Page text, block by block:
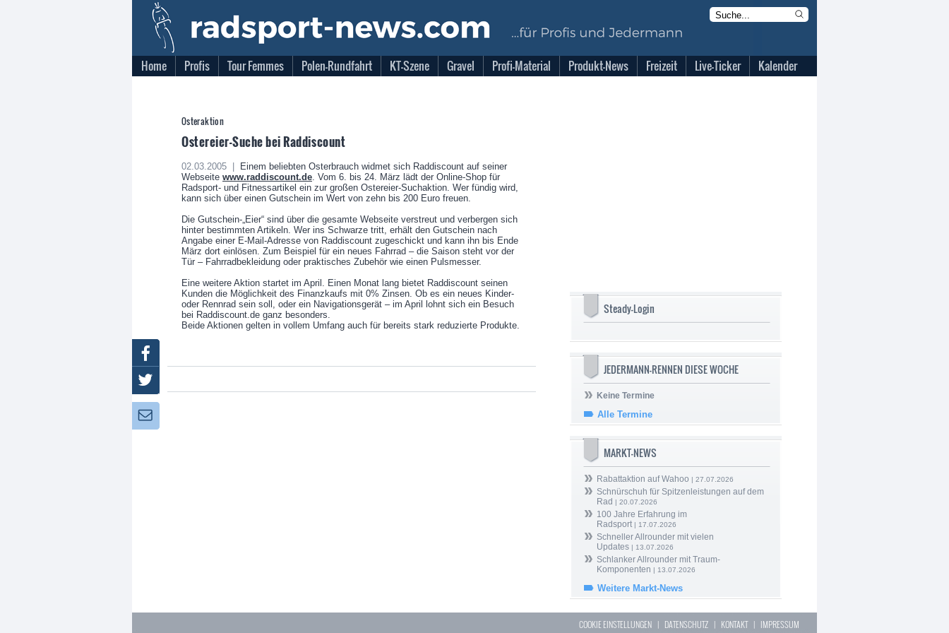
Home Profis Tour Femmes Polen-Rundfahrt KT-Szene Gravel Profi-Material Produkt-News Freizeit Live-Ticker Kalender
Osteraktion
Ostereier-Suche bei Raddiscount
02.03.2005 |
Einem beliebten Osterbrauch widmet sich Raddiscount auf seiner
Webseite www.raddiscount.de. Vom 6. bis 24. März lädt der Online-Shop für
Radsport- und Fitnessartikel ein zur großen Ostereier-Suchaktion. Wer fündig wird,
kann sich über einen Gutschein im Wert von zehn bis 200 Euro freuen.
Die Gutschein-„Eier“ sind über die gesamte Webseite verstreut und verbergen sich
hinter bestimmten Artikeln. Wer ins Schwarze tritt, erhält den Gutschein nach
Angabe einer E-Mail-Adresse von Raddiscount zugeschickt und kann ihn bis Ende
März dort einlösen. Zum Beispiel für ein neues Fahrrad – die Saison steht vor der
Tür – Fahrradbekleidung oder praktisches Zubehör wie einen Pulsmesser.
Eine weitere Aktion startet im April. Einen Monat lang bietet Raddiscount seinen
Kunden die Möglichkeit des Finanzkaufs mit 0% Zinsen. Ob es ein neues Kinder-
oder Rennrad sein soll, oder ein Navigationsgerät – im April lohnt sich ein Besuch
bei Raddiscount.de ganz besonders.
Beide Aktionen gelten in vollem Umfang auch für bereits stark reduzierte Produkte.
Steady-Login
JEDERMANN-RENNEN DIESE WOCHE
Keine Termine
Alle Termine
MARKT-NEWS
Rabattaktion auf Wahoo | 27.07.2026
Schnürschuh für Spitzenleistungen auf dem
Rad | 20.07.2026
100 Jahre Erfahrung im
Radsport| 17.07.2026
Schneller Allrounder mit vielen
Updates | 13.07.2026
Schlanker Allrounder mit Traum-
Komponenten | 13.07.2026
Weitere Markt-News
COOKIE EINSTELLUNGEN | DATENSCHUTZ | KONTAKT| IMPRESSUM